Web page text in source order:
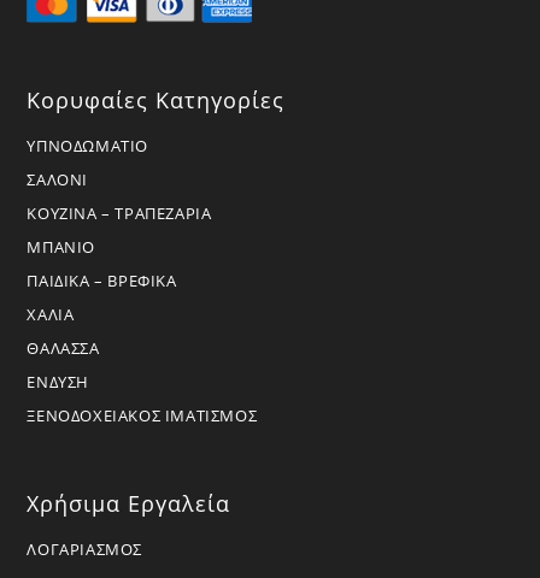
Κορυφαίες Κατηγορίες
ΥΠΝΟΔΩΜΑΤΙΟ
ΣΑΛΟΝΙ
ΚΟΥΖΙΝΑ – ΤΡΑΠΕΖΑΡΙΑ
ΜΠΑΝΙΟ
ΠΑΙΔΙΚΑ – ΒΡΕΦΙΚΑ
ΧΑΛΙΑ
ΘΑΛΑΣΣΑ
ΕΝΔΥΣΗ
ΞΕΝΟΔΟΧΕΙΑΚΟΣ ΙΜΑΤΙΣΜΟΣ
Χρήσιμα Εργαλεία
ΛΟΓΑΡΙΑΣΜΟΣ